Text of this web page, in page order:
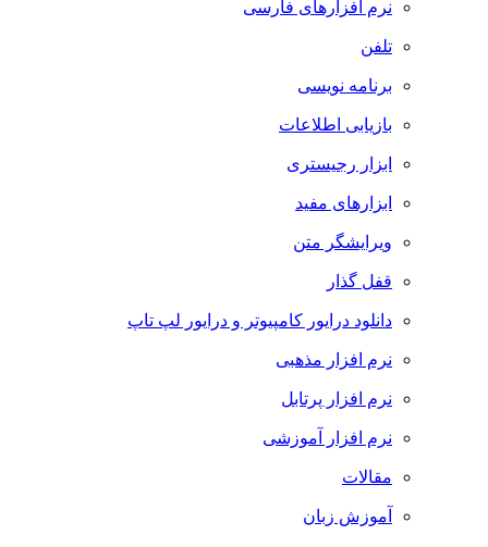
نرم افزارهای فارسی
تلفن
برنامه نویسی
بازیابی اطلاعات
ابزار رجیستری
ابزارهای مفید
ویرایشگر متن
قفل گذار
دانلود درایور کامپیوتر و درایور لپ تاپ
نرم افزار مذهبی
نرم افزار پرتابل
نرم افزار آموزشی
مقالات
آموزش زبان